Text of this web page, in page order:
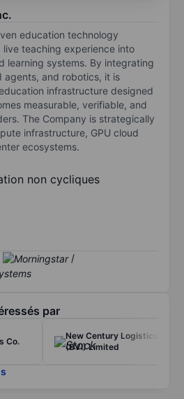
education technology
teaching experience into
learning systems. By integrating
agents, and robotics, it is
infrastructure designed
measurable, verifiable, and
The Company is strategically
infrastructure, GPU cloud
ecosystems.
non cycliques
/
par
Co.
New Century Logistics
(BVI) Limited